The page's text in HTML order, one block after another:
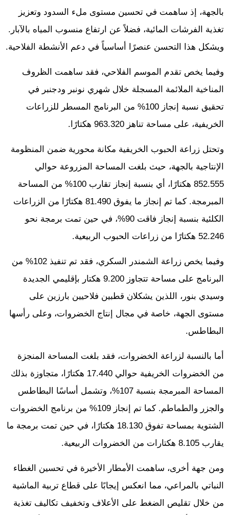
بالجهة، إذ ساهمت في تحسين مستوى ملء السدود وتعزيز
تغذية الفرشات المائية، فضلاً عن ارتفاع منسوب المياه بالآبار.
ويشكل هذا التحسن عنصرًا أساسياً في دعم الأنشطة الفلاحية.
وفيما يخص تقدم الموسم الفلاحي، فقد ساهمت الظروف
المناخية الملائمة المسجلة خلال شهري نونبر ودجنبر في
تحقيق نسبة إنجاز 100% من البرنامج المسطر للزراعات
الخريفية، على مساحة تناهز 963.320 هكتارًا.
وتحتل زراعة الحبوب الخريفية مكانة محورية ضمن المنظومة
الإنتاجية بالجهة، حيث بلغت المساحة المزروعة حوالي
852.555 هكتارًا، أي بنسبة إنجاز تقارب 100% من المساحة
المبرمجة. كما تم إنجاز ما يفوق 81.490 هكتارًا من الزراعات
الكلئية بنسبة إنجاز فاقت 90%، في حين تمت برمجة نحو
52.246 هكتارًا من زراعات الحبوب الربيعية.
وفيما يخص زراعة الشمندر السكري، فقد تم تنفيذ 102% من
البرنامج على مساحة تتجاوز 9.200 هكتار بإقليمي الجديدة
وسيدي بنور، اللذين يشكلان قطبين فلاحيين بارزين على
مستوى الجهة، خاصة في مجال إنتاج الخضروات، وعلى رأسها
البطاطس.
أما بالنسبة لزراعة الخضروات، فقد بلغت المساحة المنجزة
من الخضروات الخريفية حوالي 17.440 هكتارًا، متجاوزة بذلك
المساحة المبرمجة بنسبة 107%، وتشمل أساسًا البطاطس
والجزر والطماطم. كما تم إنجاز 109% من برنامج الخضروات
الشتوية بمساحة تفوق 18.130 هكتارًا، في حين تمت برمجة ما
يقارب 8.105 هكتارات من الخضروات الربيعية.
ومن جهة أخرى، ساهمت الأمطار الأخيرة في تحسين الغطاء
النباتي بالمراعي، مما انعكس إيجابًا على قطاع تربية الماشية
من خلال تقليص الضغط على الأعلاف وتخفيف تكاليف تغذية